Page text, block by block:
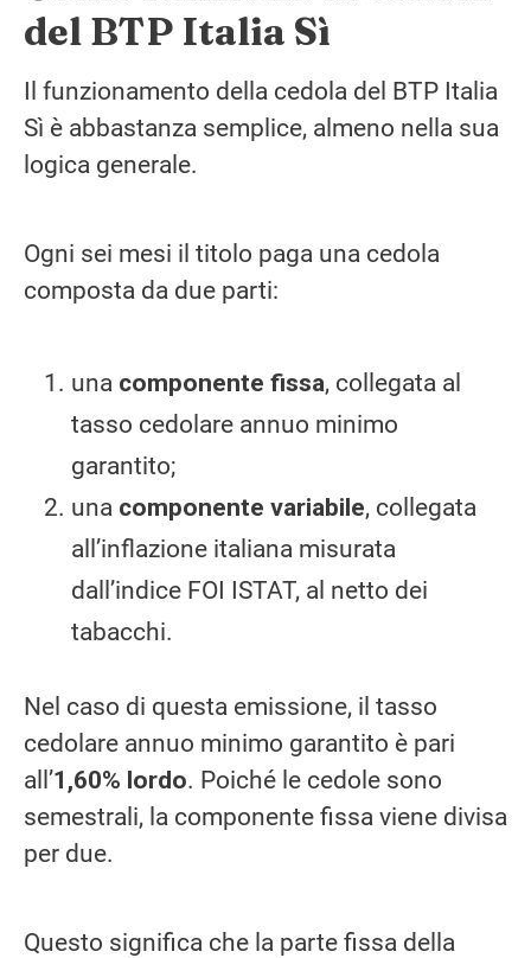
del BTP Italia Sì
Il funzionamento della cedola del BTP Italia
Sì è abbastanza semplice, almeno nella sua
logica generale.
Ogni sei mesi il titolo paga una cedola
composta da due parti:
una componente fissa, collegata al
tasso cedolare annuo minimo
garantito;
una componente variabile, collegata
all’inflazione italiana misurata
dall’indice FOI ISTAT, al netto dei
tabacchi.
Nel caso di questa emissione, il tasso
cedolare annuo minimo garantito è pari
all’1,60% lordo. Poiché le cedole sono
semestrali, la componente fissa viene divisa
per due.
Questo significa che la parte fissa della